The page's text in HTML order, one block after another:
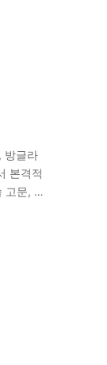
방글라
본격적
문, 러